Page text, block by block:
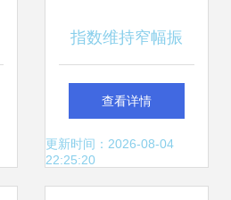
指数维持窄幅振
荡，3050点位上行
压力较大
查看详情
更新时间：2026-08-04
22:25:20